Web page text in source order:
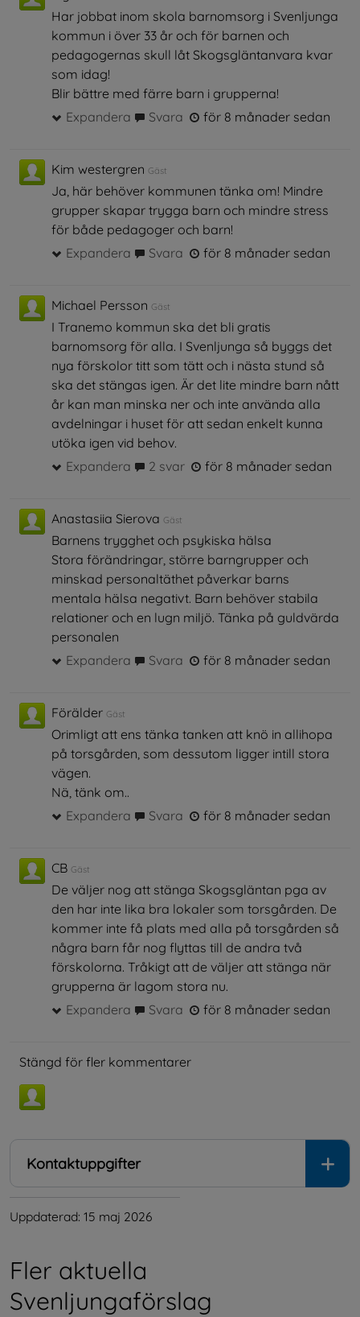
Har jobbat inom skola barnomsorg i Svenljunga
kommun i över 33 år och för barnen och
pedagogernas skull låt Skogsgläntanvara kvar
som idag!
Blir bättre med färre barn i grupperna!
Expandera
Svara för 8 månader sedan
Kim westergren Gäst
Ja, här behöver kommunen tänka om! Mindre
grupper skapar trygga barn och mindre stress
för både pedagoger och barn!
Expandera
Svara för 8 månader sedan
Michael Persson Gäst
I Tranemo kommun ska det bli gratis
barnomsorg för alla. I Svenljunga så byggs det
nya förskolor titt som tätt och i nästa stund så
ska det stängas igen. Är det lite mindre barn nått
år kan man minska ner och inte använda alla
avdelningar i huset för att sedan enkelt kunna
utöka igen vid behov.
Expandera
2 svar för 8 månader sedan
Anastasiia Sierova Gäst
Barnens trygghet och psykiska hälsa
Stora förändringar, större barngrupper och
minskad personaltäthet påverkar barns
mentala hälsa negativt. Barn behöver stabila
relationer och en lugn miljö. Tänka på guldvärda
personalen
Expandera
Svara för 8 månader sedan
Förälder Gäst
Orimligt att ens tänka tanken att knö in allihopa
på torsgården, som dessutom ligger intill stora
vägen.
Nä, tänk om..
Expandera
Svara för 8 månader sedan
CB Gäst
De väljer nog att stänga Skogsgläntan pga av
den har inte lika bra lokaler som torsgården. De
kommer inte få plats med alla på torsgården så
några barn får nog flyttas till de andra två
förskolorna. Tråkigt att de väljer att stänga när
grupperna är lagom stora nu.
Expandera
Svara för 8 månader sedan
Stängd för fler kommentarer
Kontaktuppgifter
Uppdaterad: 15 maj 2026
Fler aktuella
Svenljungaförslag